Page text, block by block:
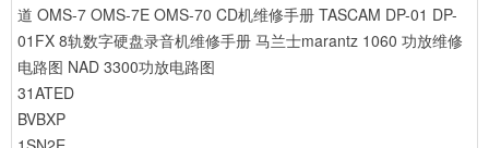
道 OMS-7 OMS-7E OMS-70 CD机维修手册 TASCAM DP-01 DP-
01FX 8轨数字硬盘录音机维修手册 马兰士marantz 1060 功放维修
电路图 NAD 3300功放电路图
31ATED
BVBXP